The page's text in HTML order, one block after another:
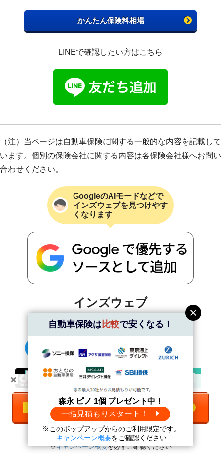
かんたん保険料相場
LINEで確認したい方はこちら
（注）当ページは自動車保険に関する一般的な内容を記載して
います。個別の保険会社に関する内容は各保険会社様へお問い
合わせください。
GoogleのAIモードなどで
インズウェブを見つけやす
くなります
インズウェブ
SNS公式アカウント
＼インズウェブのお得情報を発信！／
自動車保険は比較で安くなる！
森永 ピノ 1個 プレゼント中！
一括見積もりスタート！
※このポップアップからのご利用限定です。
キャンペーン概要をご確認ください
一括見積もりをする
森永 ピノ1個プレゼント中！
※キャンペーン概要を必ずご確認ください